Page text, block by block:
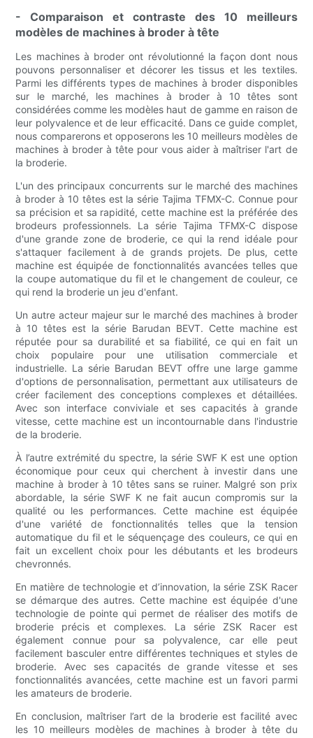
- Comparaison et contraste des 10 meilleurs
modèles de machines à broder à tête
Les machines à broder ont révolutionné la façon dont nous
pouvons personnaliser et décorer les tissus et les textiles.
Parmi les différents types de machines à broder disponibles
sur le marché, les machines à broder à 10 têtes sont
considérées comme les modèles haut de gamme en raison de
leur polyvalence et de leur efficacité. Dans ce guide complet,
nous comparerons et opposerons les 10 meilleurs modèles de
machines à broder à tête pour vous aider à maîtriser l'art de
la broderie.
L'un des principaux concurrents sur le marché des machines
à broder à 10 têtes est la série Tajima TFMX-C. Connue pour
sa précision et sa rapidité, cette machine est la préférée des
brodeurs professionnels. La série Tajima TFMX-C dispose
d'une grande zone de broderie, ce qui la rend idéale pour
s'attaquer facilement à de grands projets. De plus, cette
machine est équipée de fonctionnalités avancées telles que
la coupe automatique du fil et le changement de couleur, ce
qui rend la broderie un jeu d'enfant.
Un autre acteur majeur sur le marché des machines à broder
à 10 têtes est la série Barudan BEVT. Cette machine est
réputée pour sa durabilité et sa fiabilité, ce qui en fait un
choix populaire pour une utilisation commerciale et
industrielle. La série Barudan BEVT offre une large gamme
d'options de personnalisation, permettant aux utilisateurs de
créer facilement des conceptions complexes et détaillées.
Avec son interface conviviale et ses capacités à grande
vitesse, cette machine est un incontournable dans l'industrie
de la broderie.
À l’autre extrémité du spectre, la série SWF K est une option
économique pour ceux qui cherchent à investir dans une
machine à broder à 10 têtes sans se ruiner. Malgré son prix
abordable, la série SWF K ne fait aucun compromis sur la
qualité ou les performances. Cette machine est équipée
d'une variété de fonctionnalités telles que la tension
automatique du fil et le séquençage des couleurs, ce qui en
fait un excellent choix pour les débutants et les brodeurs
chevronnés.
En matière de technologie et d’innovation, la série ZSK Racer
se démarque des autres. Cette machine est équipée d'une
technologie de pointe qui permet de réaliser des motifs de
broderie précis et complexes. La série ZSK Racer est
également connue pour sa polyvalence, car elle peut
facilement basculer entre différentes techniques et styles de
broderie. Avec ses capacités de grande vitesse et ses
fonctionnalités avancées, cette machine est un favori parmi
les amateurs de broderie.
En conclusion, maîtriser l’art de la broderie est facilité avec
les 10 meilleurs modèles de machines à broder à tête du